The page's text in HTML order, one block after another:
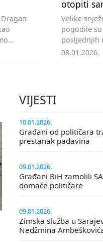
otopiti
Velike
pogodile
posljednjih
08.01.2026.
VIJESTI
10.01.2026.
Građani od političara
prestanak padavina
09.01.2026.
Građani BiH zamolili
domaće političare
09.01.2026.
Zimska služba u
Nedžmina